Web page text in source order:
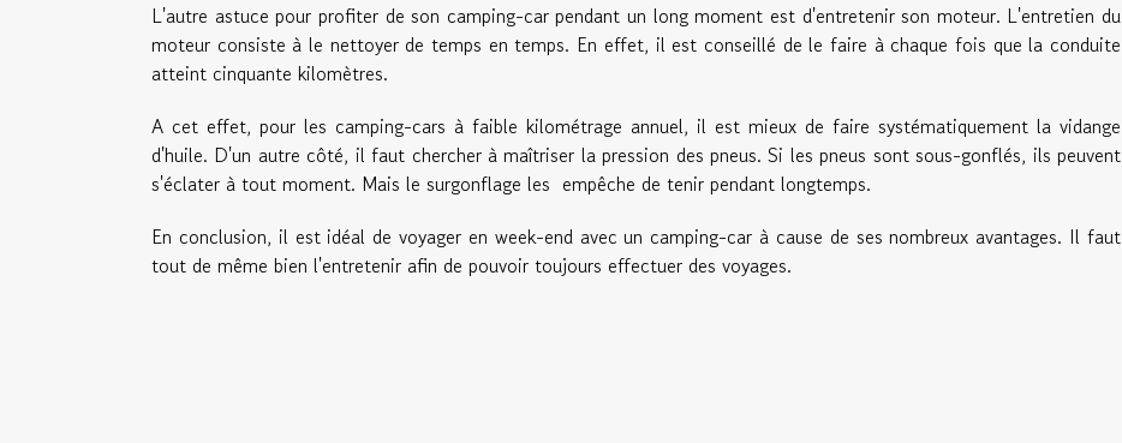
L'autre astuce pour profiter de son camping-car pendant un long moment est d'entretenir son moteur. L'entretien du
moteur consiste à le nettoyer de temps en temps. En effet, il est conseillé de le faire à chaque fois que la conduite
atteint cinquante kilomètres.
A cet effet, pour les camping-cars à faible kilométrage annuel, il est mieux de faire systématiquement la vidange
d'huile. D'un autre côté, il faut chercher à maîtriser la pression des pneus. Si les pneus sont sous-gonflés, ils peuvent
s'éclater à tout moment. Mais le surgonflage les empêche de tenir pendant longtemps.
En conclusion, il est idéal de voyager en week-end avec un camping-car à cause de ses nombreux avantages. Il faut
tout de même bien l'entretenir afin de pouvoir toujours effectuer des voyages.